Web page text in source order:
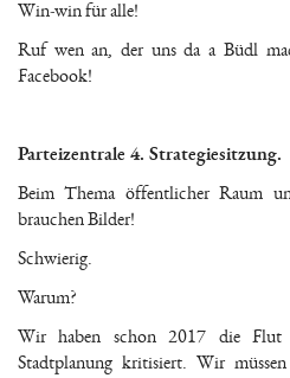
Win-win für alle!
Ruf wen an, der uns da a Büdl
Facebook!
Parteizentrale 4. Strategiesitzung.
Beim Thema öffentlicher Raum
brauchen Bilder!
Schwierig.
Warum?
Wir haben schon 2017 die Flut
Stadtplanung kritisiert. Wir